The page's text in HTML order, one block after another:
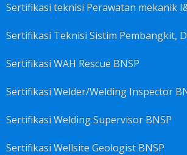
Sertifikasi teknisi Perawatan mekanik
Sertifikasi WAH Rescue BNSP
Sertifikasi Welder/Welding Inspector
Sertifikasi Welding Supervisor BNSP
Sertifikasi Wellsite Geologist BNSP